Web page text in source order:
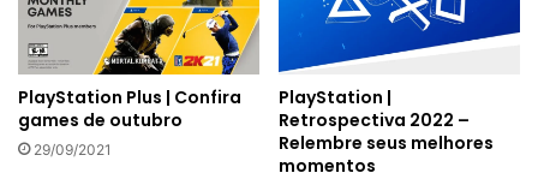
PlayStation Plus | Confira
games de outubro
29/09/2021
PlayStation |
Retrospectiva 2022 –
Relembre seus melhores
momentos